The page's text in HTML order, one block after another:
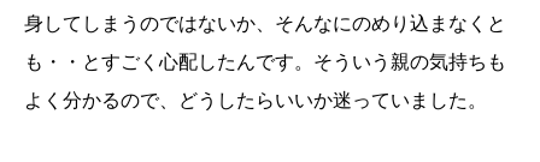
身してしまうのではないか、そんなにのめり込まなくと
も・・とすごく心配したんです。そういう親の気持ちも
よく分かるので、どうしたらいいか迷っていました。